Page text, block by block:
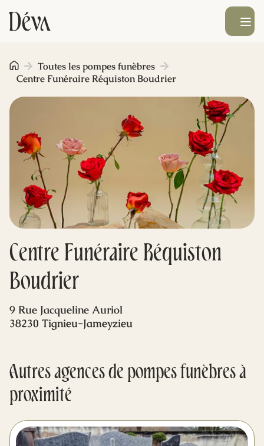
Obsèques
Prévoyance
Monument funéraire
Livraison de fleurs
Blog
Ouvrir le
Centre Funéraire Réquiston
Boudrier
Toutes les pompes funèbres
Centre Funéraire Réquiston Boudrier
9 Rue Jacqueline Auriol
38230 Tignieu-Jameyzieu
Autres agences de pompes funèbres à
proximité